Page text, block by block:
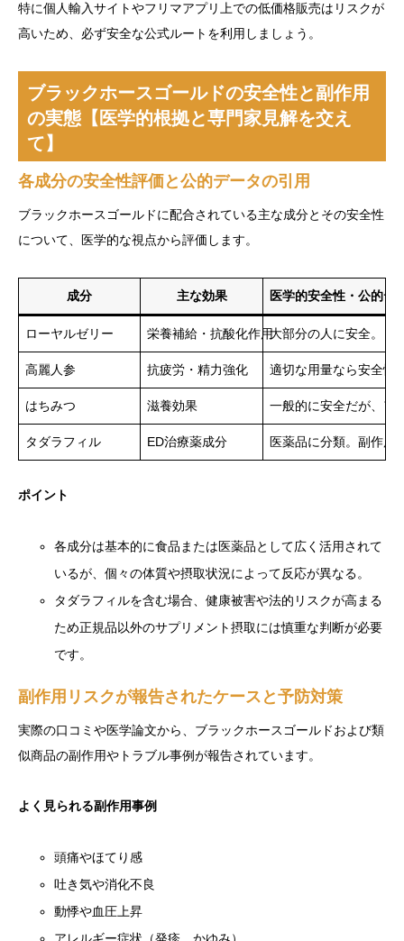
特に個人輸入サイトやフリマアプリ上での低価格販売はリスクが
高いため、必ず安全な公式ルートを利用しましょう。
ブラックホースゴールドの安全性と副作用
の実態【医学的根拠と専門家見解を交え
て】
各成分の安全性評価と公的データの引用
ブラックホースゴールドに配合されている主な成分とその安全性
について、医学的な視点から評価します。
成分 主な効果 医学的安全性・公的デ
ローヤルゼリー 栄養補給・抗酸化作用大部分の人に安全。ま
高麗人参 抗疲労・精力強化 適切な用量なら安全性
はちみつ 滋養効果 一般的に安全だが、ア
タダラフィル ED治療薬成分 医薬品に分類。副作用
ポイント
各成分は基本的に食品または医薬品として広く活用されて
いるが、個々の体質や摂取状況によって反応が異なる。
タダラフィルを含む場合、健康被害や法的リスクが高まる
ため正規品以外のサプリメント摂取には慎重な判断が必要
です。
副作用リスクが報告されたケースと予防対策
実際の口コミや医学論文から、ブラックホースゴールドおよび類
似商品の副作用やトラブル事例が報告されています。
よく見られる副作用事例
頭痛やほてり感
吐き気や消化不良
動悸や血圧上昇